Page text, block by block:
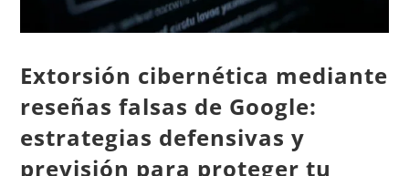
Extorsión cibernética mediante
reseñas falsas de Google:
estrategias defensivas y
previsión para proteger tu